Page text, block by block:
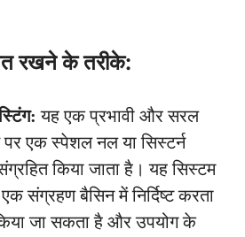
रखने के तरीके:
यह एक प्रभावी और सरल
एक स्पेशल नल या सिस्टर्न
किया जाता है। यह सिस्टम
संग्रहण बैसिन में निर्दिष्ट करता
जा सकता है और उपयोग के